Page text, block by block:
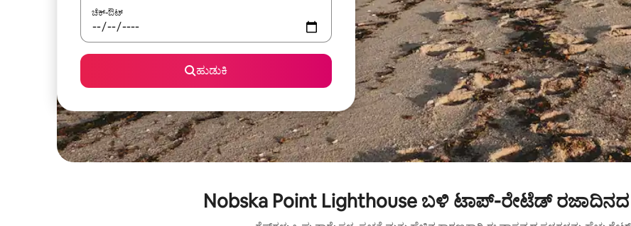
ಚೆಕ್-ಔಟ್
ಹುಡುಕಿ
Nobska Point Lighthouse ಬಳಿ ಟಾಪ್-ರೇಟೆಡ್